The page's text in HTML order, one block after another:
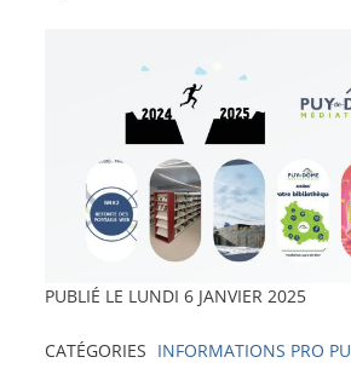
PUBLIÉ LE LUNDI 6 JANVIER 2025
CATÉGORIES INFORMATIONS PRO